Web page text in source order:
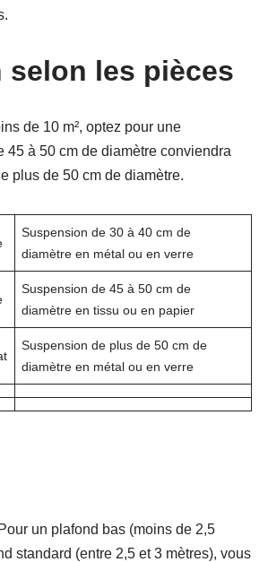
les pièces
de 10 m², optez pour une
45 à 50 cm de diamètre conviendra
plus de 50 cm de diamètre.
Suspension de 30 à 40 cm de
diamètre en métal ou en verre
Suspension de 45 à 50 cm de
diamètre en tissu ou en papier
Suspension de plus de 50 cm de
diamètre en métal ou en verre
un plafond bas (moins de 2,5
standard (entre 2,5 et 3 mètres), vous